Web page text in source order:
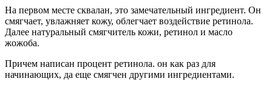
На первом месте сквалан, это замечательный ингредиент. Он
смягчает, увлажняет кожу, облегчает воздействие ретинола.
Далее натуральный смягчитель кожи, ретинол и масло
жожоба.
Причем написан процент ретинола. он как раз для
начинающих, да еще смягчен другими ингредиентами.